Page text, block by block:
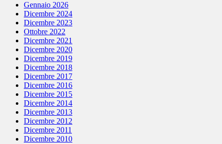
Gennaio 2026
Dicembre 2024
Dicembre 2023
Ottobre 2022
Dicembre 2021
Dicembre 2020
Dicembre 2019
Dicembre 2018
Dicembre 2017
Dicembre 2016
Dicembre 2015
Dicembre 2014
Dicembre 2013
Dicembre 2012
Dicembre 2011
Dicembre 2010